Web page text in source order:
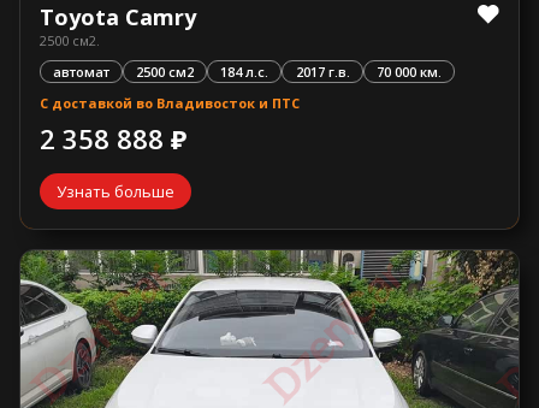
Toyota Camry
2500 см2.
автомат
2500 см2 184 л.с. 2017 г.в.
70 000 км.
С доставкой во Владивосток и ПТС
2 358 888 ₽
Узнать больше